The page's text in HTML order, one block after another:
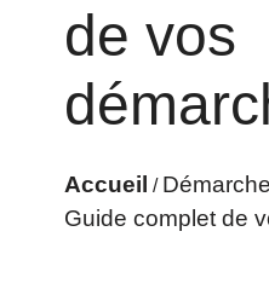
de vos
Accueil /
Guide complet de